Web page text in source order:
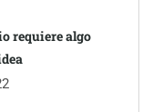
un modelo de
requiere algo